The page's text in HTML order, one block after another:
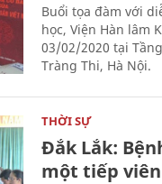
Buổi tọa đàm với
học, Viện Hàn lâm
03/02/2020 tại
Tràng Thi, Hà Nội.
THỜI SỰ
Đắk Lắk:
một tiếp